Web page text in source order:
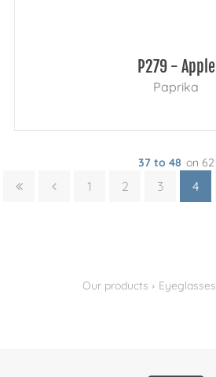
Our products › Eyeglasses
P279 - Apple
Paprika
37 to 48 on 62
1 2 3 4